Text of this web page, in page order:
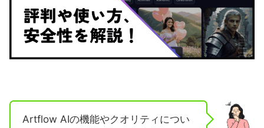
Artflow AIの機能やクオリティについ